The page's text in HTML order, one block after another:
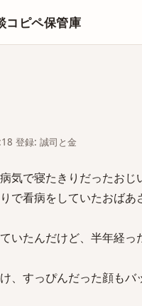
コピペ保管庫
登録: 誠司と金
気で寝たきりだったおじ
で看病をしていたおば
いたんだけど、半年経
、すっぴんだった顔も